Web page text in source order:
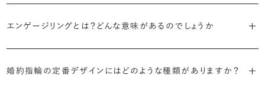
エンゲージリングとは？どんな意味があるのでしょうか
リング」は婚約指輪の別名です。
婚約指輪の定番デザインにはどのような種類がありますか？